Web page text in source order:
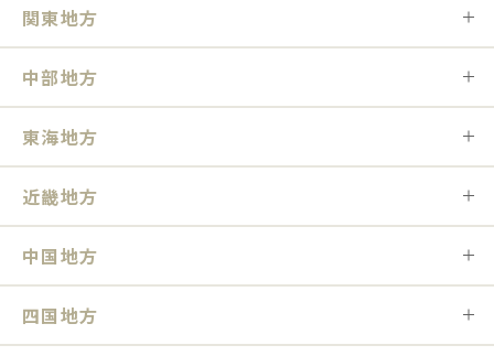
関東地方
中部地方
東海地方
近畿地方
中国地方
四国地方